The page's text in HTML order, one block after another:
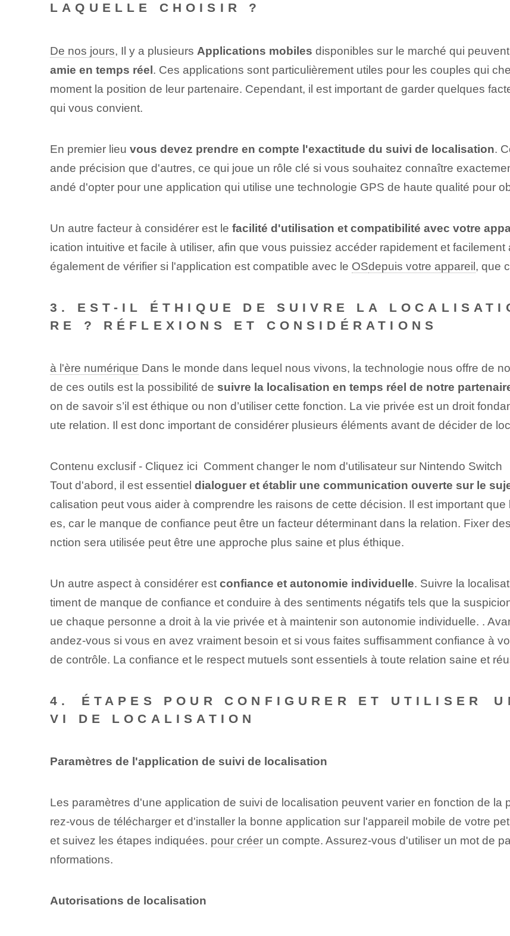
LAQUELLE CHOISIR ?
De nos jours, Il y a plusieurs Applications mobiles disponibles sur le marché qui
amie en temps réel. Ces applications sont particulièrement utiles pour les couples qui
moment la position de leur partenaire. Cependant, il est important de garder quelques
qui vous convient.
En premier lieu vous devez prendre en compte l'exactitude du suivi de localisation.
ande précision que d'autres, ce qui joue un rôle clé si vous souhaitez connaître
andé‌ d'opter pour une application qui utilise⁤ une technologie ⁤GPS​ de haute qualité pour⁢
Un autre facteur à considérer est le facilité d'utilisation et compatibilité avec votre
ication intuitive et facile à utiliser, afin que vous puissiez accéder rapidement et
également de vérifier si l'application est compatible avec le OSdepuis votre appareil , que
3. EST-IL ‌ÉTHIQUE DE SUIVRE LA
RE ? RÉFLEXIONS ET CONSIDÉRATIONS
à l'ère numérique Dans le monde dans lequel nous vivons, la technologie nous offre de
de ces outils est la possibilité de suivre la localisation en temps réel de notre
on de savoir s’il est éthique ou non d’utiliser cette fonction. La vie privée est un droit
ute relation. Il est donc important de considérer plusieurs éléments avant de décider de
Contenu exclusif - Cliquez ici Comment changer le nom d'utilisateur sur Nintendo Switch
Tout d'abord, il est essentiel dialoguer et établir une communication ouverte sur le
calisation peut vous aider à comprendre les raisons de cette décision. Il est important
es, car le manque de confiance peut être un facteur déterminant dans la relation. Fixer
nction sera utilisée peut être une approche plus saine et plus éthique.
Un autre aspect à ⁤considérer⁢ est​ confiance⁣ et autonomie individuelle.⁣ Suivre la
timent de⁣ manque de confiance⁣ et conduire à des ‌sentiments négatifs tels que la
ue‍ chaque personne a droit à la ⁢vie privée⁣ et à maintenir son autonomie individuelle. .
andez-vous si vous en avez vraiment besoin et si vous faites suffisamment confiance à
de contrôle. La confiance et le respect mutuels sont essentiels à toute relation saine et
4. ⁢ÉTAPES POUR CONFIGURER ET UTILISER⁣
VI DE LOCALISATION
Paramètres de l'application de suivi de localisation⁤
Les ‌paramètres​ d'une ‍application de suivi de localisation peuvent varier en fonction de​ la
rez-vous de télécharger et d'installer la bonne application sur l'appareil mobile de votre
et suivez les étapes indiquées. pour créerun compte. Assurez-vous d'utiliser un mot de
nformations.
Autorisations de localisation⁢